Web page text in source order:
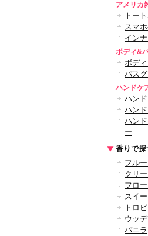
アメリカ
トー
スマ
イン
ボディ&
ボデ
バス
ハンドケ
ハン
ハン
ハン
ー
香りで探
フル
クリ
フロ
スイー
トロ
ウッ
バニラ